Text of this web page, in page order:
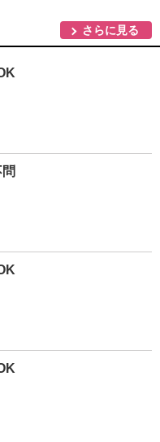
さらに見る